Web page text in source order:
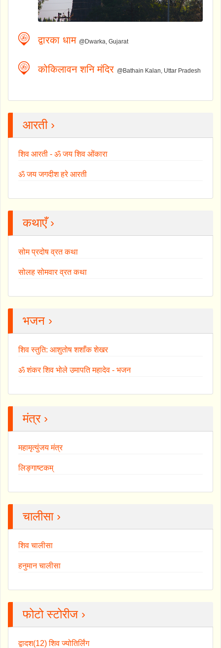
द्वारका धाम @Dwarka, Gujarat
कोकिलावन शनि मंदिर @Bathain Kalan, Uttar Pradesh
आरती ›
शिव आरती - ॐ जय शिव ओंकारा
ॐ जय जगदीश हरे आरती
कथाएँ ›
सोम प्रदोष व्रत कथा
सोलह सोमवार व्रत कथा
भजन ›
शिव स्तुति: आशुतोष शशाँक शेखर
ॐ शंकर शिव भोले उमापति महादेव - भजन
मंत्र ›
महामृत्युंजय मंत्र
लिङ्गाष्टकम्
चालीसा ›
शिव चालीसा
हनुमान चालीसा
फोटो स्टोरीज ›
द्वादश(12) शिव ज्योतिर्लिंग